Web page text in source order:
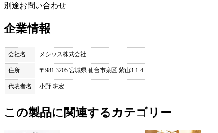
別途お問い合わせ
企業情報
会社名 メシウス株式会社
住所 〒981-3205 宮城県 仙台市泉区 紫山3-1-4
代表者名 小野 耕宏
この製品に関連するカテゴリー